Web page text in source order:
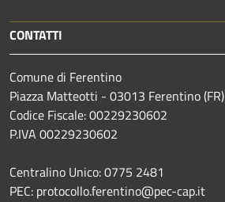
CONTATTI
Comune di Ferentino
Piazza Matteotti - 03013 Ferentino (FR)
Codice Fiscale: 00229230602
P.IVA 00229230602
Centralino Unico: 0775 2481
PEC: protocollo.ferentino@pec-cap.it